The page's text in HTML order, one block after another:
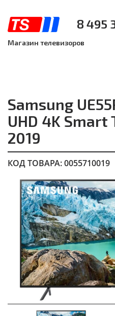
8 495
Магазин телевизоров
Samsung
UHD 4K Smart
2019
КОД ТОВАРА: 0055710019